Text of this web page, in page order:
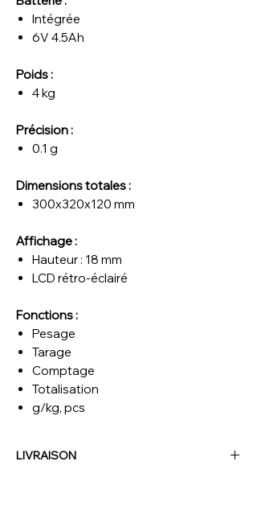
Intégrée
6V 4.5Ah
Poids :
4 kg
Précision :
0.1 g
Dimensions totales :
300x320x120 mm
Affichage :
Hauteur : 18 mm
LCD rétro-éclairé
Fonctions :
Pesage
Tarage
Comptage
Totalisation
g/kg, pcs
LIVRAISON